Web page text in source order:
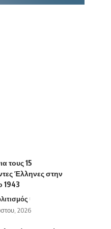
τους 15
Έλληνες στην
1943
2026